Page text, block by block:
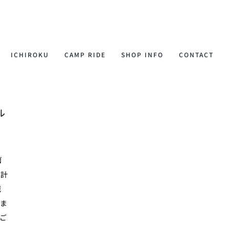
ICHIROKU CAMP RIDE SHOP INFO CONTACT